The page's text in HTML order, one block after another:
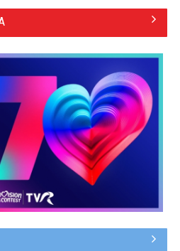
a şasea cea mai votată piesă în